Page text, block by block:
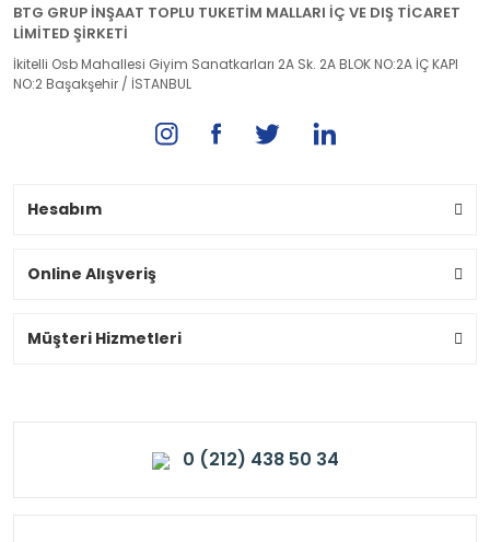
BTG GRUP İNŞAAT TOPLU TUKETİM MALLARI İÇ VE DIŞ TİCARET
LİMİTED ŞİRKETİ
İkitelli Osb Mahallesi Giyim Sanatkarları 2A Sk. 2A BLOK NO:2A İÇ KAPI
NO:2 Başakşehir / İSTANBUL
Hesabım
Online Alışveriş
Müşteri Hizmetleri
0 (212) 438 50 34